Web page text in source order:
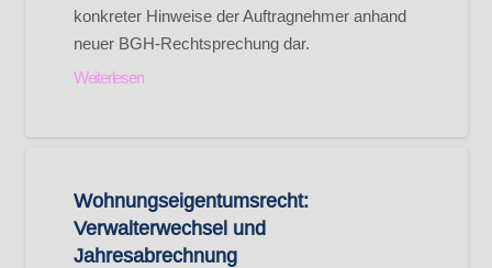
konkreter Hinweise der Auftragnehmer anhand
neuer BGH-Rechtsprechung dar.
Weiterlesen
Wohnungseigentumsrecht:
Verwalterwechsel und
Jahresabrechnung